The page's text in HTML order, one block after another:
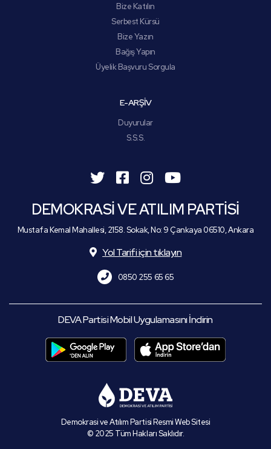
Bize Katılın
Serbest Kürsü
Bize Yazın
Bağış Yapın
Üyelik Başvuru Sorgula
E-ARŞİV
Duyurular
S.S.S.
DEMOKRASİ VE ATILIM PARTİSİ
Mustafa Kemal Mahallesi, 2158. Sokak, No: 9 Çankaya 06510, Ankara
Yol Tarifi için tıklayın
0850 255 65 65
DEVA Partisi Mobil Uygulamasını İndirin
Demokrasi ve Atılım Partisi Resmi Web Sitesi
© 2025 Tüm Hakları Saklıdır.